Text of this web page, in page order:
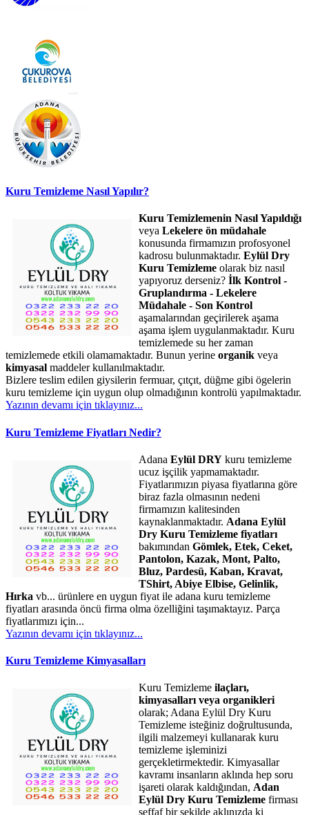
Kuru Temizleme Nasıl Yapılır?
Kuru Temizlemenin Nasıl Yapıldığı
veya Lekelere ön müdahale
konusunda firmamızın profosyonel
kadrosu bulunmaktadır. Eylül Dry
Kuru Temizlemeolarak biz nasıl
yapıyoruz derseniz? İlk Kontrol -
Gruplandırma - Lekelere
Müdahale - Son Kontrol
aşamalarından geçirilerek aşama
aşama işlem uygulanmaktadır. Kuru
temizlemede su her zaman
temizlemede etkili olamamaktadır. Bunun yerine organik veya
kimyasal maddeler kullanılmaktadır.
Bizlere teslim edilen giysilerin fermuar, çıtçıt, düğme gibi ögelerin
kuru temizleme için uygun olup olmadığının kontrolü yapılmaktadır.
Yazının devamı için tıklayınız...
Kuru Temizleme Fiyatları Nedir?
Adana Eylül DRYkuru temizleme
ucuz işçilik yapmamaktadır.
Fiyatlarımızın piyasa fiyatlarına göre
biraz fazla olmasının nedeni
firmamızın kalitesinden
kaynaklanmaktadır. Adana Eylül
Dry Kuru Temizleme fiyatları
bakımından Gömlek, Etek, Ceket,
Pantolon, Kazak, Mont, Palto,
Bluz, Pardesü, Kaban, Kravat,
TShirt, Abiye Elbise, Gelinlik,
Hırka vb... ürünlere en uygun fiyat ile adana kuru temizleme
fiyatları arasında öncü firma olma özelliğini taşımaktayız. Parça
fiyatlarımızı için...
Yazının devamı için tıklayınız...
Kuru Temizleme Kimyasalları
Kuru Temizleme ilaçları,
kimyasalları veya organikleri
olarak; Adana Eylül Dry Kuru
Temizleme isteğiniz doğrultusunda,
ilgili malzemeyi kullanarak kuru
temizleme işleminizi
gerçekletirmektedir. Kimyasallar
kavramı insanların aklında hep soru
işareti olarak kaldığından, Adan
Eylül Dry Kuru Temizlemefirması
şeffaf bir şekilde aklınızda ki